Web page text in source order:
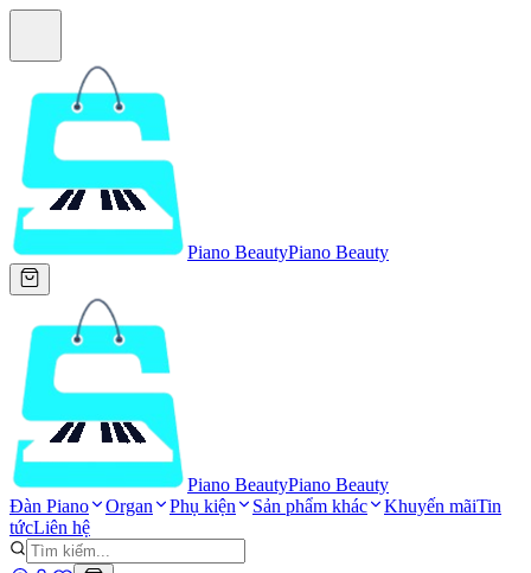
Piano BeautyPiano Beauty
Piano BeautyPiano Beauty
Đàn Piano
Organ Phụ kiện Sản phẩm khác Khuyến mãiTin
tứcLiên hệ